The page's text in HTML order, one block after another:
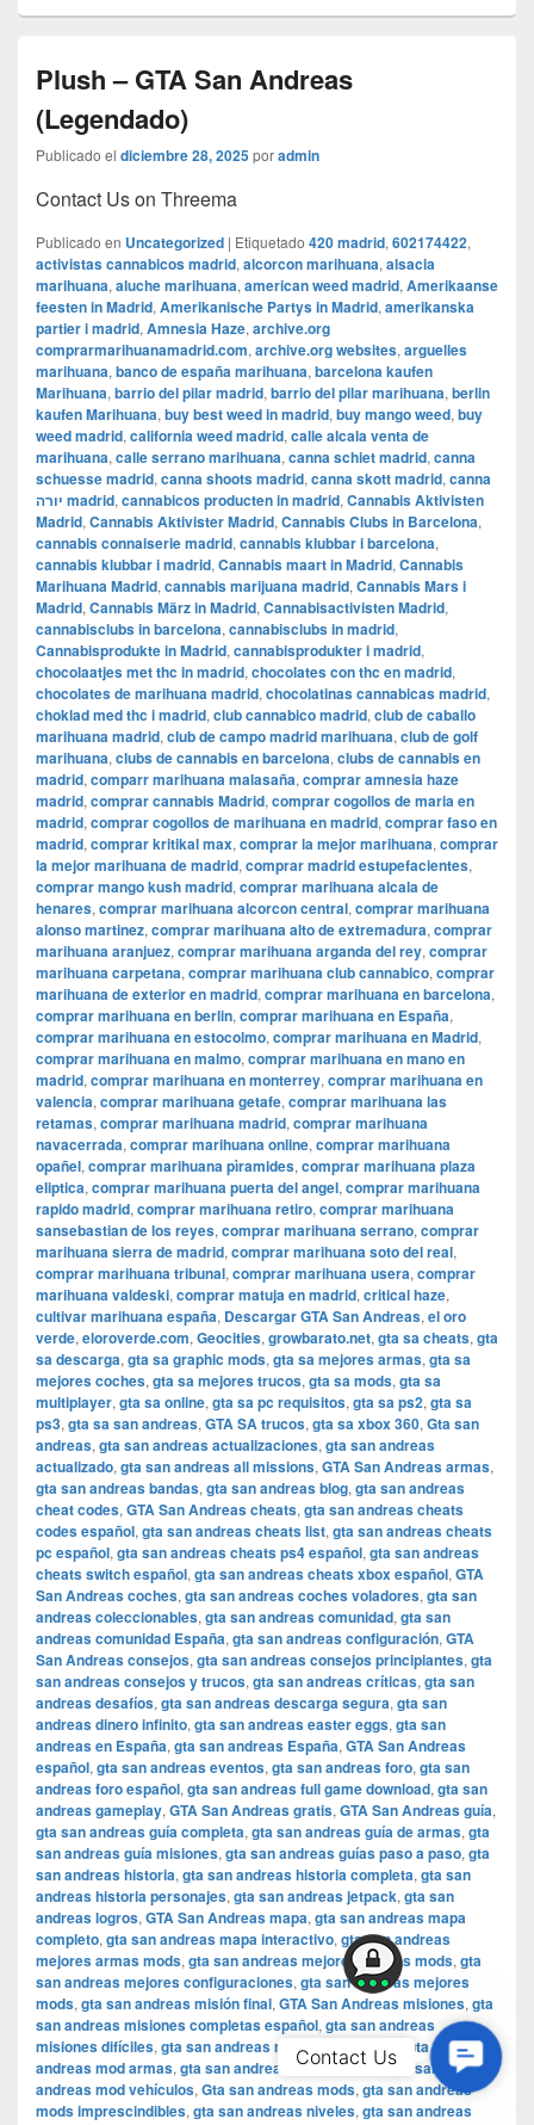
Plush – GTA San Andreas
(Legendado)
Publicado el diciembre 28, 2025poradmin
Contact Us on Threema
Publicado en Uncategorized | Etiquetado 420 madrid, 602174422,
activistas cannabicos madrid, alcorcon marihuana, alsacia
marihuana, aluche marihuana, american weed madrid, Amerikaanse
feesten in Madrid, Amerikanische Partys in Madrid, amerikanska
partier i madrid, Amnesia Haze, archive.org
comprarmarihuanamadrid.com, archive.org websites, arguelles
marihuana, banco de españa marihuana, barcelona kaufen
Marihuana, barrio del pilar madrid, barrio del pilar marihuana, berlin
kaufen Marihuana, buy best weed in madrid, buy mango weed, buy
weed madrid, california weed madrid, calle alcala venta de
marihuana, calle serrano marihuana, canna schiet madrid, canna
schuesse madrid, canna shoots madrid, canna skott madrid, canna
יורה madrid, cannabicos producten in madrid, Cannabis Aktivisten
Madrid, Cannabis Aktivister Madrid, Cannabis Clubs in Barcelona,
cannabis connaiserie madrid, cannabis klubbar i barcelona,
cannabis klubbar i madrid, Cannabis maart in Madrid, Cannabis
Marihuana Madrid, cannabis marijuana madrid, Cannabis Mars i
Madrid, Cannabis März in Madrid, Cannabisactivisten Madrid,
cannabisclubs in barcelona, cannabisclubs in madrid,
Cannabisprodukte in Madrid, cannabisprodukter i madrid,
chocolaatjes met thc in madrid, chocolates con thc en madrid,
chocolates de marihuana madrid, chocolatinas cannabicas madrid,
choklad med thc i madrid, club cannabico madrid, club de caballo
marihuana madrid, club de campo madrid marihuana, club de golf
marihuana, clubs de cannabis en barcelona, clubs de cannabis en
madrid, comparr marihuana malasaña, comprar amnesia haze
madrid, comprar cannabis Madrid, comprar cogollos de maria en
madrid, comprar cogollos de marihuana en madrid, comprar faso en
madrid, comprar kritikal max, comprar la mejor marihuana, comprar
la mejor marihuana de madrid, comprar madrid estupefacientes,
comprar mango kush madrid, comprar marihuana alcala de
henares, comprar marihuana alcorcon central, comprar marihuana
alonso martinez, comprar marihuana alto de extremadura, comprar
marihuana aranjuez, comprar marihuana arganda del rey, comprar
marihuana carpetana, comprar marihuana club cannabico, comprar
marihuana de exterior en madrid, comprar marihuana en barcelona,
comprar marihuana en berlin, comprar marihuana en España,
comprar marihuana en estocolmo, comprar marihuana en Madrid,
comprar marihuana en malmo, comprar marihuana en mano en
madrid, comprar marihuana en monterrey, comprar marihuana en
valencia, comprar marihuana getafe, comprar marihuana las
retamas, comprar marihuana madrid, comprar marihuana
navacerrada, comprar marihuana online, comprar marihuana
opañel, comprar marihuana pìramides, comprar marihuana plaza
eliptica, comprar marihuana puerta del angel, comprar marihuana
rapido madrid, comprar marihuana retiro, comprar marihuana
sansebastian de los reyes, comprar marihuana serrano, comprar
marihuana sierra de madrid, comprar marihuana soto del real,
comprar marihuana tribunal, comprar marihuana usera, comprar
marihuana valdeski, comprar matuja en madrid, critical haze,
cultivar marihuana españa, Descargar GTA San Andreas, el oro
verde, eloroverde.com, Geocities, growbarato.net, gta sa cheats, gta
sa descarga, gta sa graphic mods, gta sa mejores armas, gta sa
mejores coches, gta sa mejores trucos, gta sa mods, gta sa
multiplayer, gta sa online, gta sa pc requisitos, gta sa ps2, gta sa
ps3, gta sa san andreas, GTA SA trucos, gta sa xbox 360, Gta san
andreas, gta san andreas actualizaciones, gta san andreas
actualizado, gta san andreas all missions, GTA San Andreas armas,
gta san andreas bandas, gta san andreas blog, gta san andreas
cheat codes, GTA San Andreas cheats, gta san andreas cheats
codes español, gta san andreas cheats list, gta san andreas cheats
pc español, gta san andreas cheats ps4 español, gta san andreas
cheats switch español, gta san andreas cheats xbox español, GTA
San Andreas coches, gta san andreas coches voladores, gta san
andreas coleccionables, gta san andreas comunidad, gta san
andreas comunidad España, gta san andreas configuración, GTA
San Andreas consejos, gta san andreas consejos principiantes, gta
san andreas consejos y trucos, gta san andreas críticas, gta san
andreas desafíos, gta san andreas descarga segura, gta san
andreas dinero infinito, gta san andreas easter eggs, gta san
andreas en España, gta san andreas España, GTA San Andreas
español, gta san andreas eventos, gta san andreas foro, gta san
andreas foro español, gta san andreas full game download, gta san
andreas gameplay, GTA San Andreas gratis, GTA San Andreas guía,
gta san andreas guía completa, gta san andreas guía de armas, gta
san andreas guía misiones, gta san andreas guías paso a paso, gta
san andreas historia, gta san andreas historia completa, gta san
andreas historia personajes, gta san andreas jetpack, gta san
andreas logros, GTA San Andreas mapa, gta san andreas mapa
completo, gta san andreas mapa interactivo, gta san andreas
mejores armas mods, gta san andreas mejores coches mods, gta
san andreas mejores configuraciones, gta san andreas mejores
mods, gta san andreas misión final, GTA San Andreas misiones, gta
san andreas misiones completas español, gta san andreas
misiones difíciles, gta san andreas misiones secretas
gta san
andreas mod armas, gta san andreas mod gráficos,gta san
andreas mod vehículos, Gta san andreas mods, gta san andreas
mods imprescindibles, gta san andreas niveles, gta san andreas
Us
Contact Us